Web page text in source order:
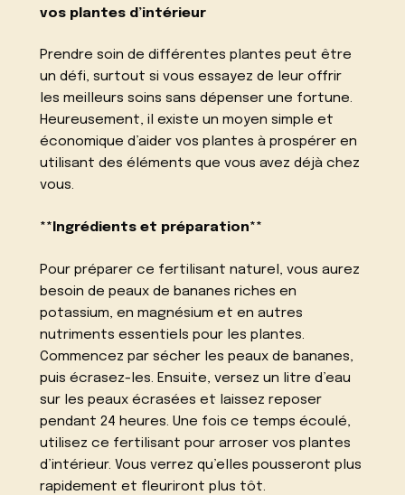
vos plantes d’intérieur
Prendre soin de différentes plantes peut être
un défi, surtout si vous essayez de leur offrir
les meilleurs soins sans dépenser une fortune.
Heureusement, il existe un moyen simple et
économique d’aider vos plantes à prospérer en
utilisant des éléments que vous avez déjà chez
vous.
**Ingrédients et préparation**
Pour préparer ce fertilisant naturel, vous aurez
besoin de peaux de bananes riches en
potassium, en magnésium et en autres
nutriments essentiels pour les plantes.
Commencez par sécher les peaux de bananes,
puis écrasez-les. Ensuite, versez un litre d’eau
sur les peaux écrasées et laissez reposer
pendant 24 heures. Une fois ce temps écoulé,
utilisez ce fertilisant pour arroser vos plantes
d’intérieur. Vous verrez qu’elles pousseront plus
rapidement et fleuriront plus tôt.